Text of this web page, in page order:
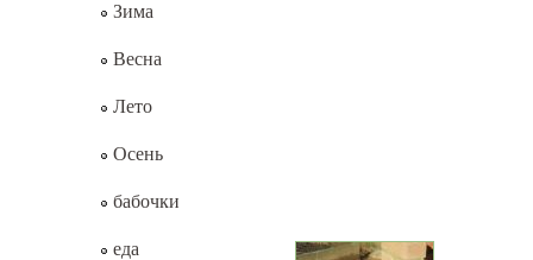
Зима
Весна
Лето
Осень
бабочки
еда